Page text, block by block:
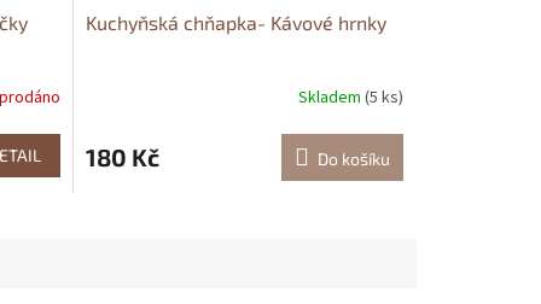
Kuchyňská chňapka- Kávové hrnky
Skladem (5 ks)
180 Kč Do košíku